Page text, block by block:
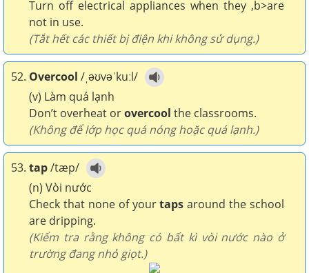
Turn off electrical appliances when they ,b>are
not in use.
(Tắt hết các thiết bị điện khi không sử dụng.)
52. Overcool /ˌəʊvəˈkuːl/
(v) Làm quá lạnh
Don’t overheat orovercool the classrooms.
(Không để lớp học quá nóng hoặc quá lạnh.)
53. tap/tæp/
(n) Vòi nước
Check that none of yourtaps around the school
are dripping.
(Kiểm tra rằng không có bất kì vòi nước nào ở
trường đang nhỏ giọt.)